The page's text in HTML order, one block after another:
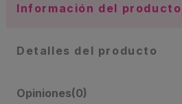
Información del producto
Detalles del producto
Opiniones(0)